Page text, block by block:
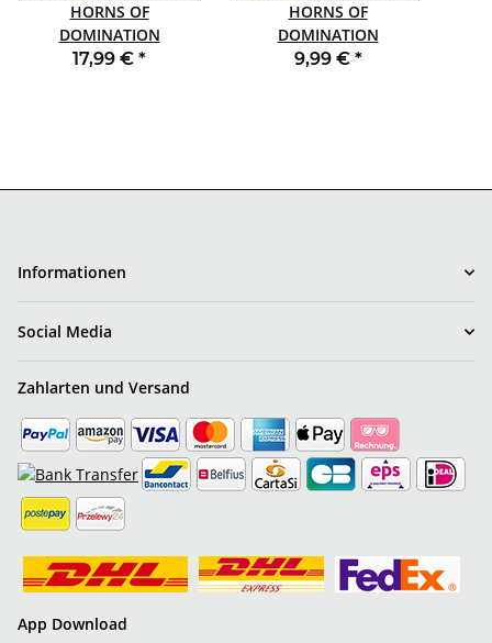
HORNS OF
DOMINATION
Where Voices Leave No
17,99 € *
HORNS OF
DOMINATION
Where Voices Leave No
9,99 € *
Informationen
Social Media
Zahlarten und Versand
App Download